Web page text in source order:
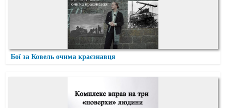
Бої за Ковель очима краєзнавця